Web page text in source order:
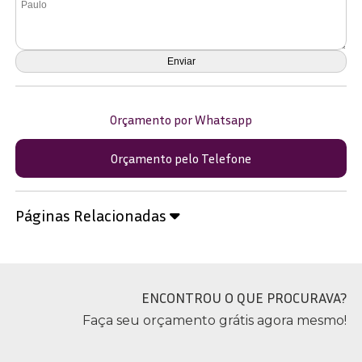
Orçamento por Whatsapp
Orçamento pelo Telefone
Páginas Relacionadas
ENCONTROU O QUE PROCURAVA?
Faça seu orçamento grátis agora mesmo!